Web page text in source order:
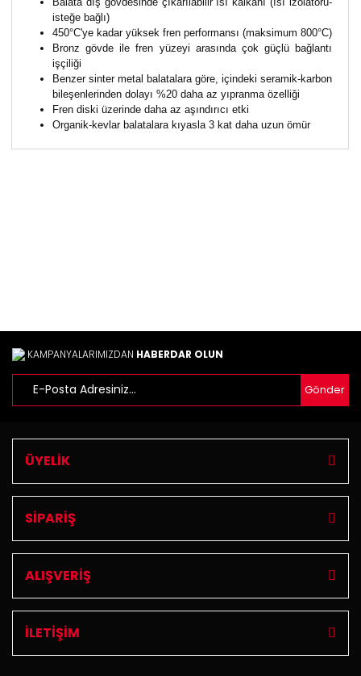
isteğe bağlı)
450°C'ye kadar yüksek fren performansı (maksimum 800°C)
Bronz gövde ile fren yüzeyi arasında çok güçlü bağlantı
işçiliği
Benzer sinter metal balatalara göre, içindeki seramik-karbon
bileşenlerinden dolayı %20 daha az yıpranma özelliği
Fren diski üzerinde daha az aşındırıcı etki
Organik-kevlar balatalara kıyasla 3 kat daha uzun ömür
Ürün fiyatı diğer sitelerden daha pahalı.
Bu ürüne benzer farklı alternatifler olmalı.
KAMPANYALARIMIZDAN HABERDAR OLUN
Gönder
ÜYELİK
SİPARİŞ
ALIŞVERİŞ
İLETİŞİM